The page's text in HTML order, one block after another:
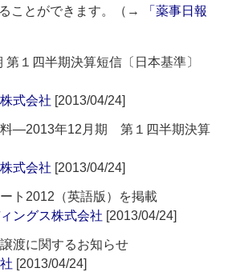
ことができます。（→
「薬事日報
第１四半期決算短信〔日本基準〕
式会社 [2013/04/24]
料―2013年12月期 第１四半期決算
式会社 [2013/04/24]
ト2012（英語版）を掲載
ングス株式会社 [2013/04/24]
渡に関するお知らせ
[2013/04/24]